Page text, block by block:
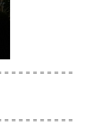
＝＝＝＝＝＝＝＝＝
＝＝＝＝＝＝＝＝＝